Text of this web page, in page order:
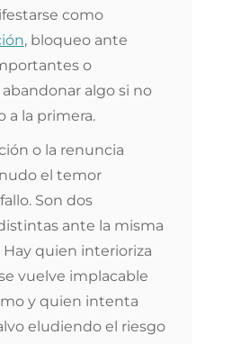
como
, bloqueo ante
o
algo si no
a la primera.
o la renuncia
el temor
Son dos
ante la misma
quien interioriza
vuelve implacable
y quien intenta
eludiendo el riesgo